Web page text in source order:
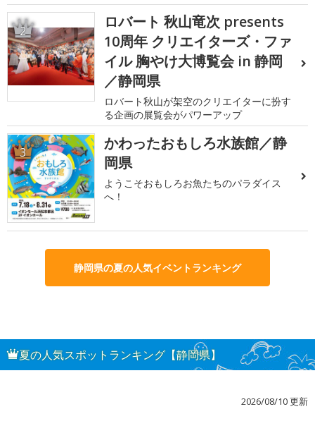
2
ロバート 秋山竜次 presents
10周年 クリエイターズ・ファ
イル 胸やけ大博覧会 in 静岡
／静岡県
ロバート秋山が架空のクリエイターに扮す
る企画の展覧会がパワーアップ
3
かわったおもしろ水族館／静
岡県
ようこそおもしろお魚たちのパラダイス
へ！
静岡県の夏の人気イベントランキング
夏の人気スポットランキング【静岡県】
2026/08/10 更新